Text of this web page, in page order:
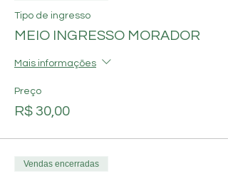
Tipo de ingresso
MEIO INGRESSO MORADOR
Mais informações
Preço
R$ 30,00
Vendas encerradas